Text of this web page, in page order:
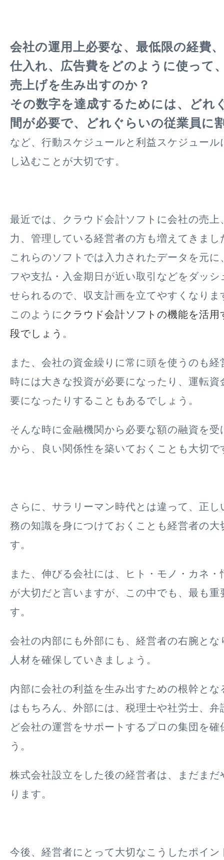
会社の運用上必要な、最低限の経費
仕入れ、広告費をどのように使って
売上げを生み出すのか？
その数字を達成するためには、どれ
間が必要で、どれぐらいの従業員に
など、行動スケジュールと利益スケジュール
し込むことが大切です。
最近では、クラウド会計ソフトに会社の売上
力、管理している経営者の方も増えてきまし
これらのソフトでは入力されたデータを元
フや支払・入金期日が近い取引などをダッ
せられるので、収支計画を立てやすくなりま
このように クラウド会計ソフトの機能を活
段でしょう 。
また、会社の資金繰りに常に頭を使うのも
時には大きな投資が必要になったり、運転資
要になったりすることもあるでしょう。
そんな時に金融機関から必要な額の融資を受
から、良い関係性を築いておくことも大切で
さらに、サラリーマン時代とは違って、正
務の知識を身につけておくことも経営者の大
す。
また、伸びる会社には、ヒト・モノ・カネ
が大切だと言いますが、この中でも、最も重
す。
会社の内部にも外部にも、経営者の右腕とな
人材を確保していきましょう。
内部に会社の利益を生み出すための根幹とな
はもちろん、外部には、税理士や社労士、弁
ど会社の運営をサポートするプロの集団を
う。
株式会社設立をした後の経営者は、まだまだ
ります。
今後、経営者にとって大切なこうしたポイン